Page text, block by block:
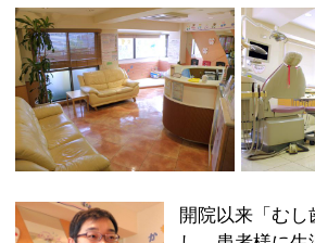
開院以来「むし歯と歯周病を
し、患者様に生涯にわたりお
健康を維持していただくこと」
診療の目的として医院づくり
ってきました。私どものコン
トをご理解いただき、数年にわたり定期的に担当
衛生士の行うメインテナンスに来院していただく
様がだいぶ増えました。そのような健康志向の高
ステム」を磐石にするために、品質マネジメント
テムの国際規格であるISO9001の認証を取得しまし